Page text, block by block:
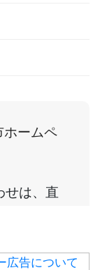
広告について